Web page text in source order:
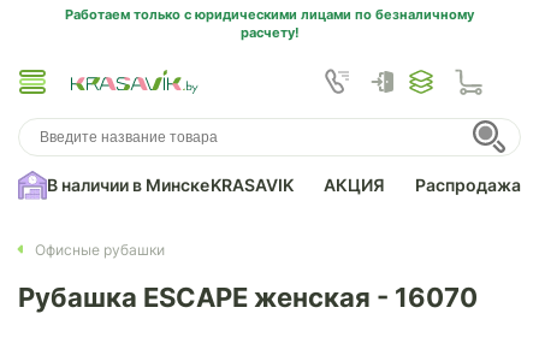
Работаем только с юридическими лицами по безналичному
расчету!
В наличии в МинскеKRASAVIK АКЦИЯ Распродажа
Офисные рубашки
Рубашка ESCAPE женская - 16070